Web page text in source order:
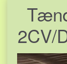
2CV/